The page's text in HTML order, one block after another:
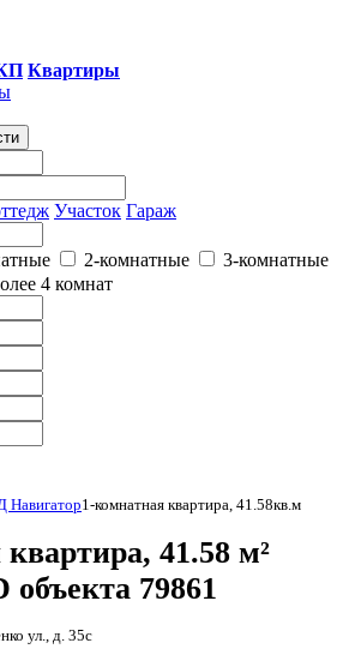
Квартиры
Участок Гараж
2-комнатные
3-комнатные
4 комнат
ЖД Навигатор